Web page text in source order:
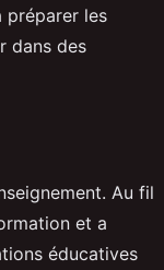
préparer les
dans des
Au fil
et a
éducatives